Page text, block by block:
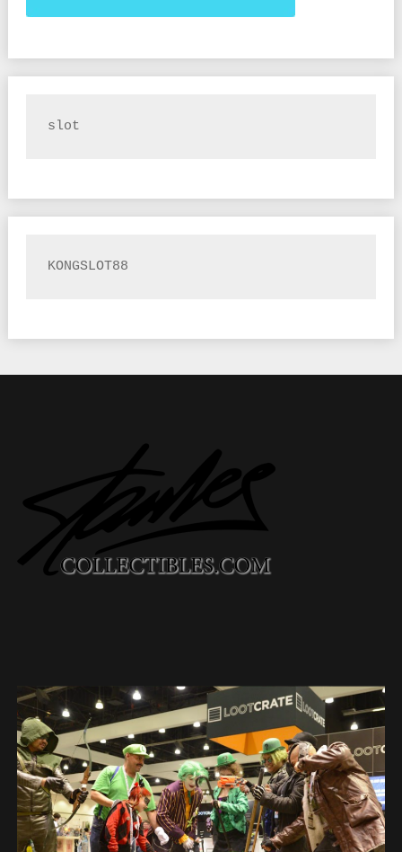
slot
KONGSLOT88